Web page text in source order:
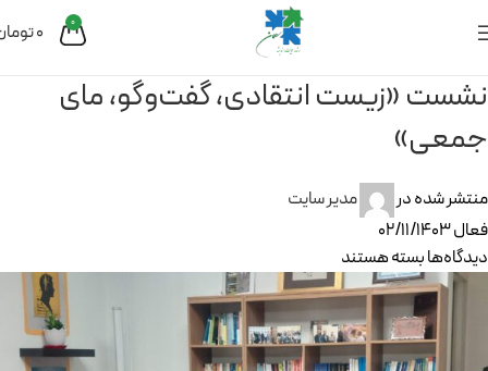
0
0
نشست «زیست انتقادی، گفت‌وگو، مای
جمعی»
منتشر شده در
مدیر سایت
فعال 02/11/1403
دیدگاه‌هابسته هستند